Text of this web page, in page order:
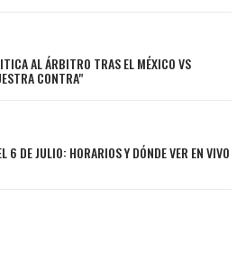
AL ÁRBITRO TRAS EL MÉXICO VS
CONTRA"
DE JULIO: HORARIOS Y DÓNDE VER EN VIVO